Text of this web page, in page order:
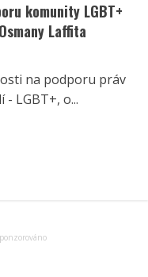
komunity LGBT+
Laffita
na podporu práv
LGBT+, o...